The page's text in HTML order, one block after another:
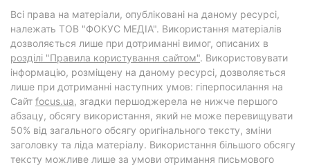
Всі права на матеріали, опубліковані на даному ресурсі,
належать ТОВ "ФОКУС МЕДІА". Використання матеріалів
дозволяється лише при дотриманні вимог, описаних в
розділі "Правила користування сайтом". Використовувати
інформацію, розміщену на даному ресурсі, дозволяється
лише при дотриманні наступних умов: гіперпосилання на
Cайт focus.ua, згадки першоджерела не нижче першого
абзацу, обсягу використання, який не може перевищувати
50% від загального обсягу оригінального тексту, зміни
заголовку та ліда матеріалу. Використання більшого обсягу
тексту можливе лише за умови отримання письмового